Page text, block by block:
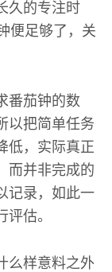
久的专注时
便足够了，关
番茄钟的数
以把简单任务
低，实际真正
而并非完成的
记录，如此一
估。
么样意料之外